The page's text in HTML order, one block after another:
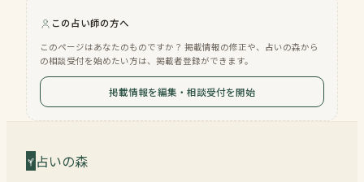
この占い師の方へ
このページはあなたのものですか？ 掲載情報の修正や、占いの森から
の相談受付を始めたい方は、掲載者登録ができます。
掲載情報を編集・相談受付を開始
占いの森